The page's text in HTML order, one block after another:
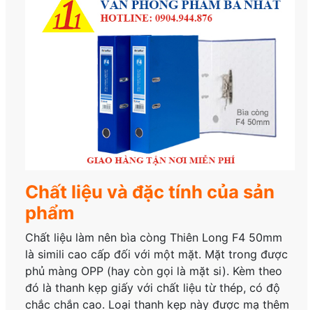
Chất liệu và đặc tính của sản
phẩm
Chất liệu làm nên bìa còng Thiên Long F4 50mm
là simili cao cấp đối với một mặt. Mặt trong được
phủ màng OPP (hay còn gọi là mặt si). Kèm theo
đó là thanh kẹp giấy với chất liệu từ thép, có độ
chắc chắn cao. Loại thanh kẹp này được mạ thêm